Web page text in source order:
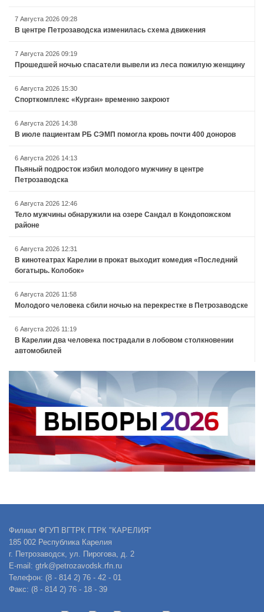
7 Августа 2026 09:28
В центре Петрозаводска изменилась схема движения
7 Августа 2026 09:19
Прошедшей ночью спасатели вывели из леса пожилую женщину
6 Августа 2026 15:30
Спорткомплекс «Курган» временно закроют
6 Августа 2026 14:38
В июле пациентам РБ СЭМП помогла кровь почти 400 доноров
6 Августа 2026 14:13
Пьяный подросток избил молодого мужчину в центре
Петрозаводска
6 Августа 2026 12:46
Тело мужчины обнаружили на озере Сандал в Кондопожском
районе
6 Августа 2026 12:31
В кинотеатрах Карелии в прокат выходит комедия «Последний
богатырь. Колобок»
6 Августа 2026 11:58
Молодого человека сбили ночью на перекрестке в Петрозаводске
6 Августа 2026 11:19
В Карелии два человека пострадали в лобовом столкновении
автомобилей
Филиал ФГУП ВГТРК ГТРК "КАРЕЛИЯ"
185 002 Республика Карелия
г. Петрозаводск, ул. Пирогова, д. 2
E-mail: gtrk@petrozavodsk.rfn.ru
Телефон: (8 - 814 2) 76 - 42 - 01
Факс: (8 - 814 2) 76 - 18 - 39